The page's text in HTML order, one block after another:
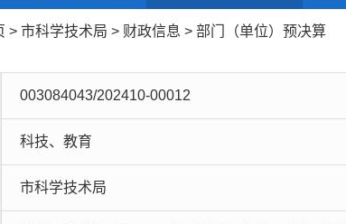
> 市科学技术局 > 财政信息 > 部门（单位）预决算
003084043/202410-00012
科技、教育
市科学技术局